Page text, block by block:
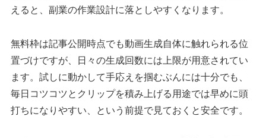
えると、副業の作業設計に落としやすくなります。
無料枠は記事公開時点でも動画生成自体に触れられる位
置づけですが、日々の生成回数には上限が用意されてい
ます。試しに動かして手応えを掴むぶんには十分でも、
毎日コツコツとクリップを積み上げる用途では早めに頭
打ちになりやすい、という前提で見ておくと安全です。